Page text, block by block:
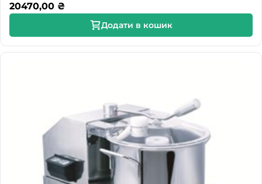
20470,00 ₴
Додати в кошик